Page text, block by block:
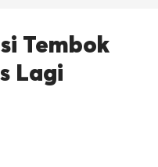
Tembok
Lagi